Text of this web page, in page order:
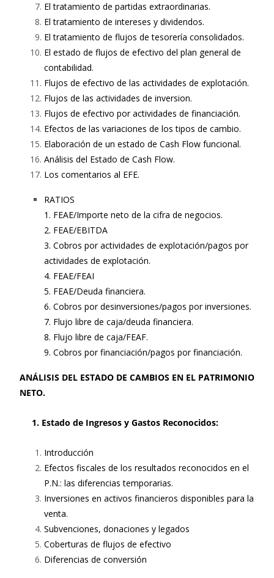
El tratamiento de partidas extraordinarias.
El tratamiento de intereses y dividendos.
El tratamiento de flujos de tesorería consolidados.
El estado de flujos de efectivo del plan general de
contabilidad.
Flujos de efectivo de las actividades de explotación.
Flujos de las actividades de inversion.
Flujos de efectivo por actividades de financiación.
Efectos de las variaciones de los tipos de cambio.
Elaboración de un estado de Cash Flow funcional.
Análisis del Estado de Cash Flow.
Los comentarios al EFE.
RATIOS
1. FEAE/Importe neto de la cifra de negocios.
2. FEAE/EBITDA
3. Cobros por actividades de explotación/pagos por
actividades de explotación.
4. FEAE/FEAI
5. FEAE/Deuda financiera.
6. Cobros por desinversiones/pagos por inversiones.
7. Flujo libre de caja/deuda financiera.
8. Flujo libre de caja/FEAF.
9. Cobros por financiación/pagos por financiación.
ANÁLISIS DEL ESTADO DE CAMBIOS EN EL PATRIMONIO
NETO.
1. Estado de Ingresos y Gastos Reconocidos:
Introducción
Efectos fiscales de los resultados reconocidos en el
P.N.: las diferencias temporarias.
Inversiones en activos financieros disponibles para la
venta.
Subvenciones, donaciones y legados
Coberturas de flujos de efectivo
Diferencias de conversión